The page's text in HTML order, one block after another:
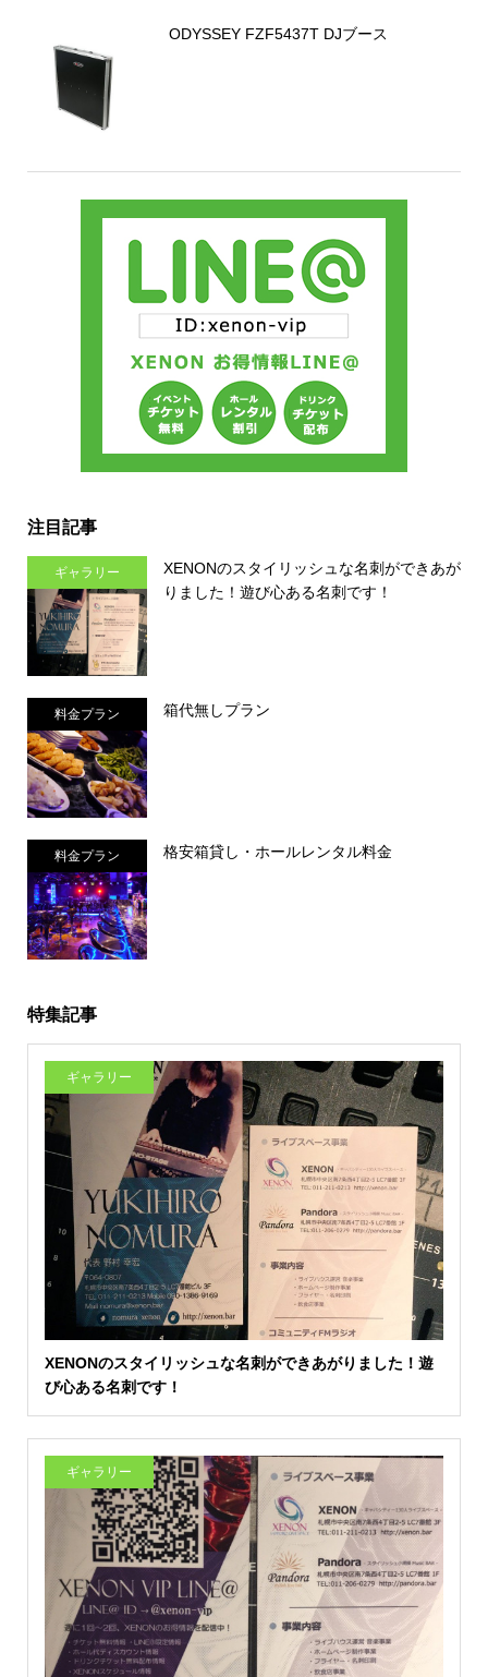
ODYSSEY FZF5437T DJブース
注目記事
ギャラリー
XENONのスタイリッシュな名刺ができあが
りました！遊び心ある名刺です！
料金プラン 箱代無しプラン
料金プラン 格安箱貸し・ホールレンタル料金
特集記事
ギャラリー
XENONのスタイリッシュな名刺ができあがりました！遊
び心ある名刺です！
ギャラリー